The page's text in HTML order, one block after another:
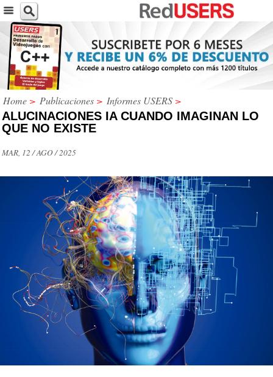
Home > Publicaciones > Informes USERS >
ALUCINACIONES IA CUANDO IMAGINAN LO
QUE NO EXISTE
MAR, 12 / AGO / 2025